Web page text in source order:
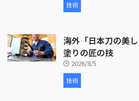
技術
海外「日本刀の美
塗りの匠の技
2026/8/5
技術